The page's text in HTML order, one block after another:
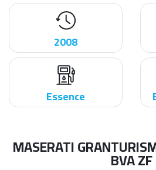
2008
Essence
MASERATI
BVA ZF